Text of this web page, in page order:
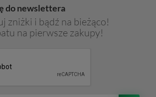
do newslettera
zniżki i bądź na bieżąco!
na pierwsze zakupy!